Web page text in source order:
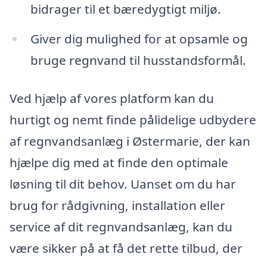
bidrager til et bæredygtigt miljø.
Giver dig mulighed for at opsamle og
bruge regnvand til husstandsformål.
Ved hjælp af vores platform kan du
hurtigt og nemt finde pålidelige udbydere
af regnvandsanlæg i Østermarie, der kan
hjælpe dig med at finde den optimale
løsning til dit behov. Uanset om du har
brug for rådgivning, installation eller
service af dit regnvandsanlæg, kan du
være sikker på at få det rette tilbud, der